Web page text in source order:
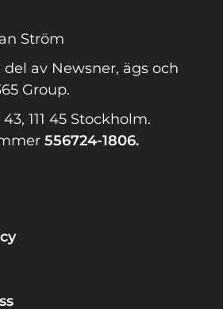
Ström
av Newsner, ägs och
Group.
111 45 Stockholm.
556724-1806.